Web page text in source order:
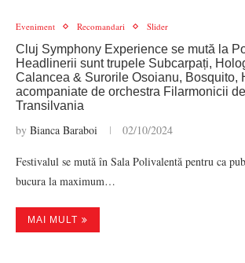
Eveniment Recomandari Slider
Cluj Symphony Experience se mută la
Headlinerii sunt trupele Subcarpați,
Calancea & Surorile Osoianu, Bosquito,
acompaniate de orchestra Filarmonicii
Transilvania
by Bianca Baraboi 02/10/2024
Festivalul se mută în Sala Polivalentă pentru ca
bucura la maximum…
MAI MULT